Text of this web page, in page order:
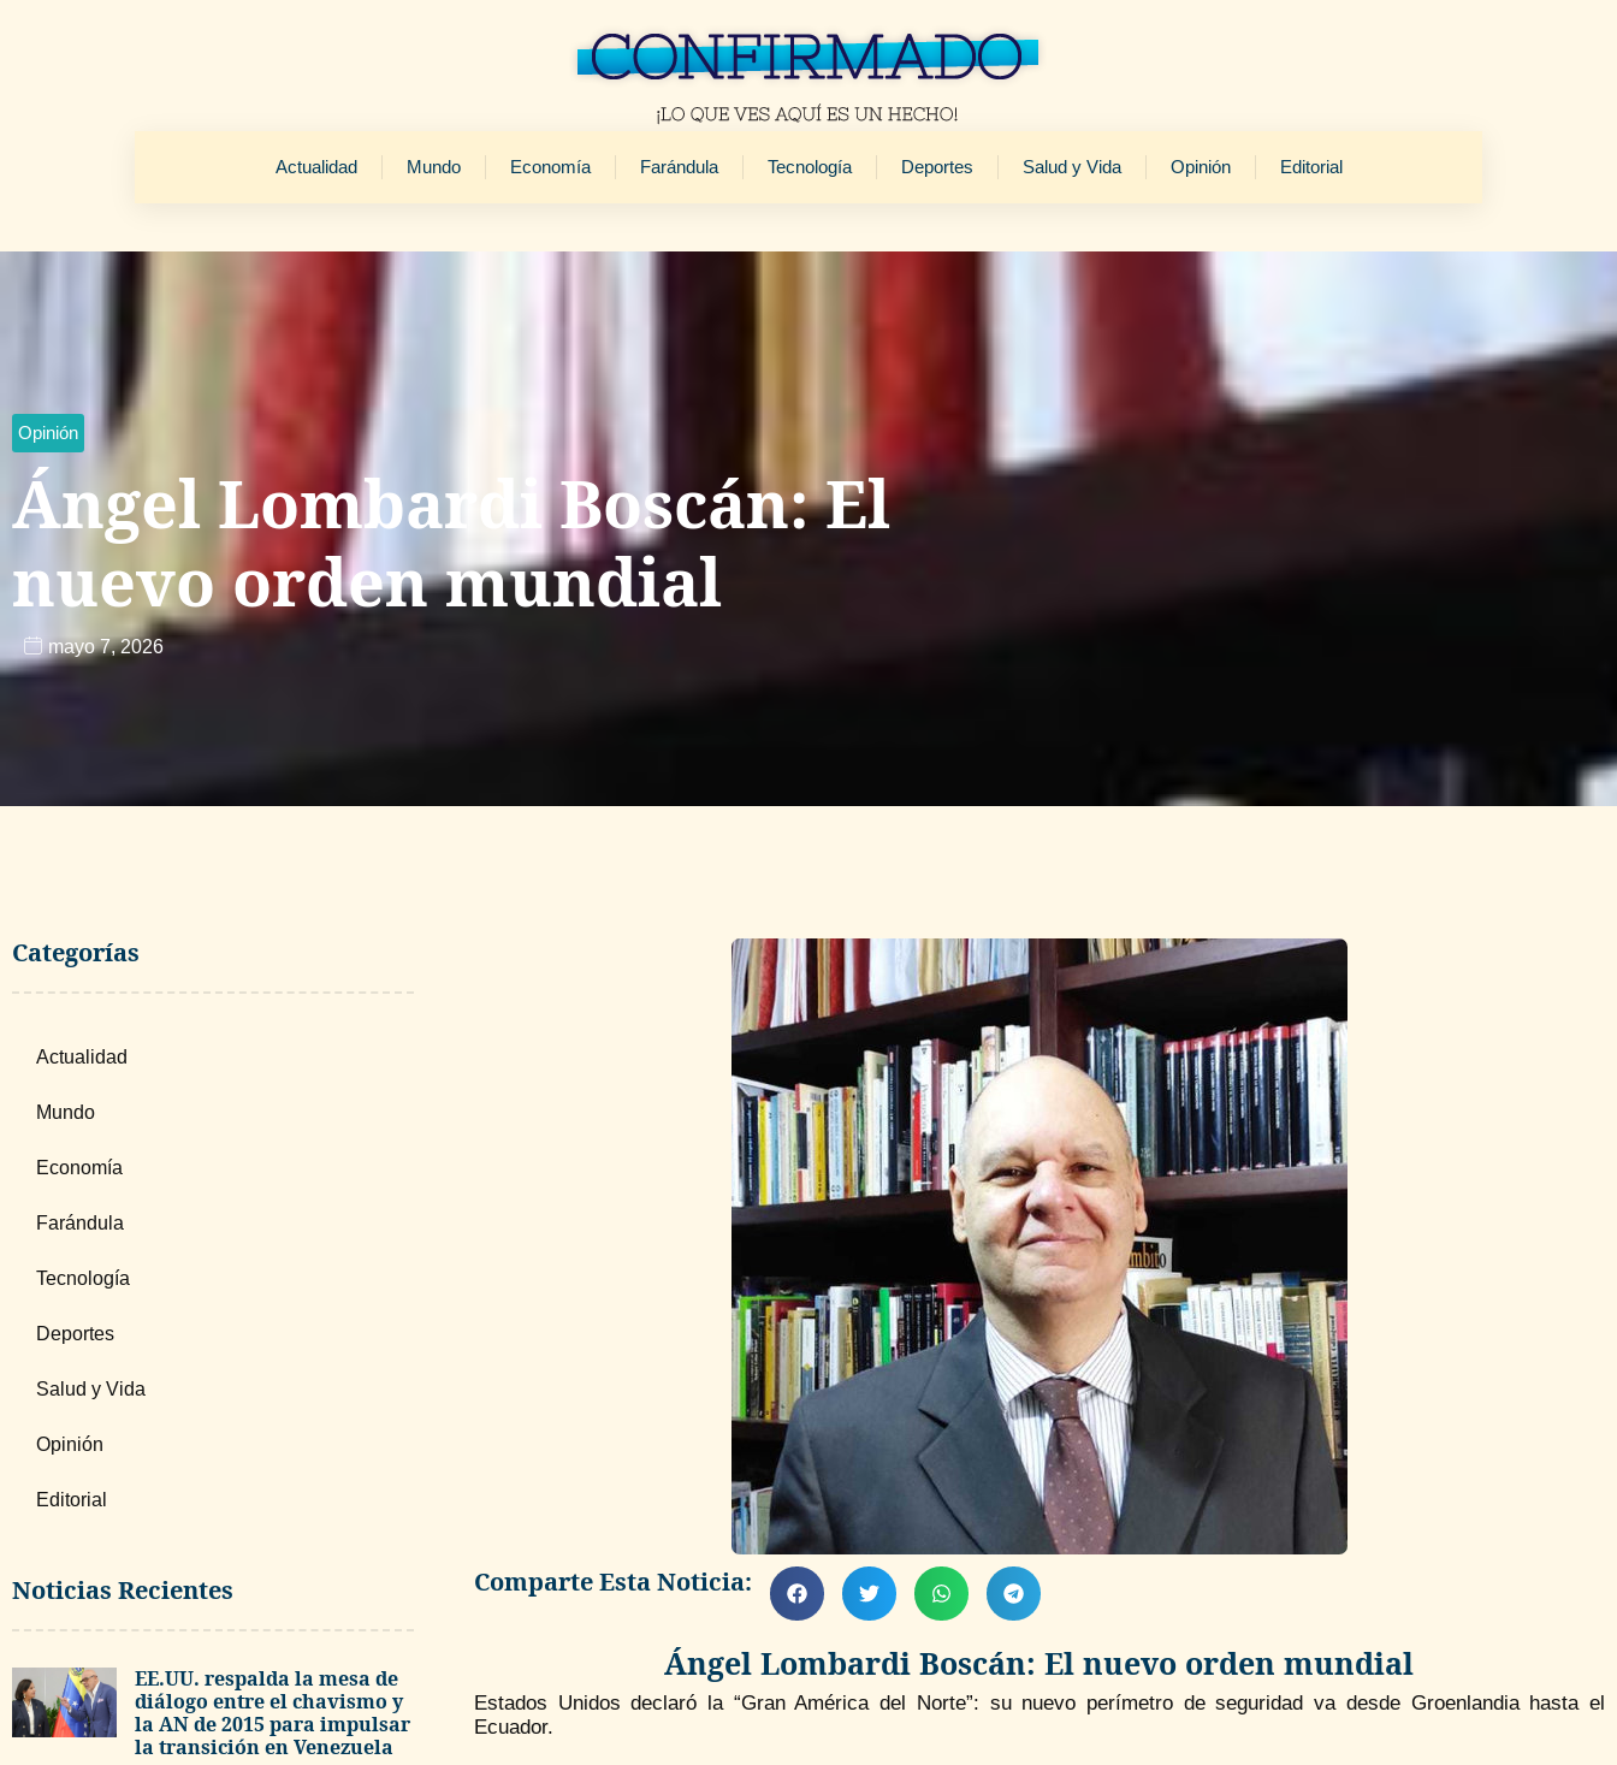
Actualidad Mundo Economía Farándula Tecnología Deportes Salud y Vida Opinión Editorial
Opinión
Ángel Lombardi Boscán: El
nuevo orden mundial
mayo 7, 2026
Categorías
Actualidad
Mundo
Economía
Farándula
Tecnología
Deportes
Salud y Vida
Opinión
Editorial
Noticias Recientes
EE.UU. respalda la mesa de
diálogo entre el chavismo y
la AN de 2015 para impulsar
la transición en Venezuela
Comparte Esta Noticia:
Ángel Lombardi Boscán: El nuevo orden mundial
Estados Unidos declaró la “Gran América del Norte”: su nuevo perímetro de seguridad va desde Groenlandia hasta el
Ecuador.